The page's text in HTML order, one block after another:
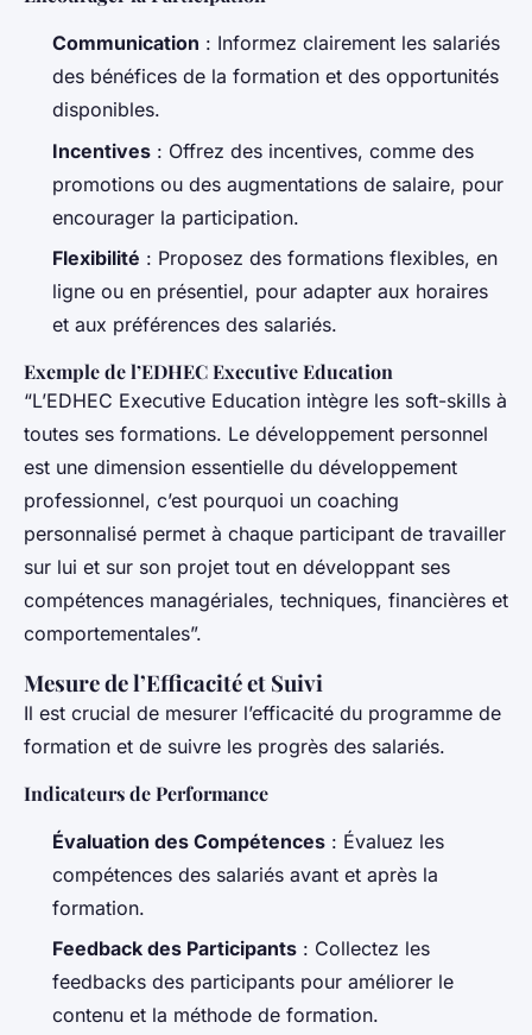
Communication : Informez clairement les salariés
des bénéfices de la formation et des opportunités
disponibles.
Incentives : Offrez des incentives, comme des
promotions ou des augmentations de salaire, pour
encourager la participation.
Flexibilité : Proposez des formations flexibles, en
ligne ou en présentiel, pour adapter aux horaires
et aux préférences des salariés.
Exemple de l’EDHEC Executive Education
“L’EDHEC Executive Education intègre les soft-skills à
toutes ses formations. Le développement personnel
est une dimension essentielle du développement
professionnel, c’est pourquoi un coaching
personnalisé permet à chaque participant de travailler
sur lui et sur son projet tout en développant ses
compétences managériales, techniques, financières et
comportementales”.
Mesure de l’Efficacité et Suivi
Il est crucial de mesurer l’efficacité du programme de
formation et de suivre les progrès des salariés.
Indicateurs de Performance
Évaluation des Compétences : Évaluez les
compétences des salariés avant et après la
formation.
Feedback des Participants : Collectez les
feedbacks des participants pour améliorer le
contenu et la méthode de formation.